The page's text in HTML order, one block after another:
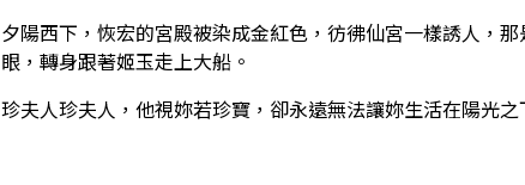
夕陽西下，恢宏的宮殿被染成金紅色，彷彿仙宮一樣誘人，
眼，轉身跟著姬玉走上大船。
珍夫人珍夫人，他視妳若珍寶，卻永遠無法讓妳生活在陽光之